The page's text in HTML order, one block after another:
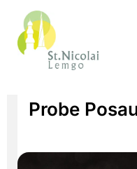
Probe